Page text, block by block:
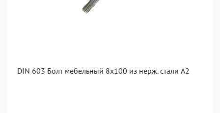
DIN 603 Болт мебельный 8х100 из нерж. стали А2